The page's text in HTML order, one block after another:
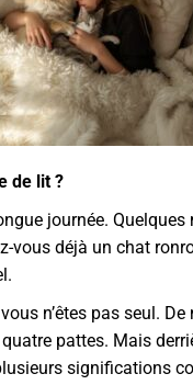
de lit ?
journée.
vous déjà un chat
n’êtes pas seul.
pattes. Mais
significations